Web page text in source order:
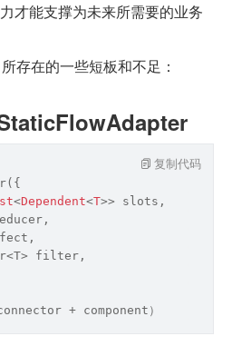
才能支撑为未来所需要的业务
存在的一些短板和不足：
<Dependent<T>> slots,
filter ,
+ component）
复制代码